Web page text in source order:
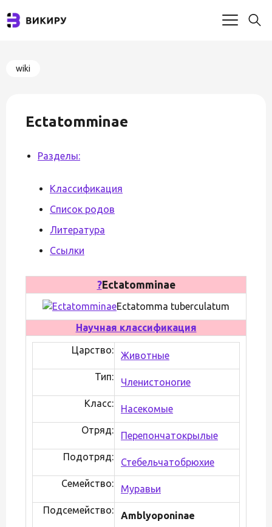
wiki
Ectatomminae
Разделы:
Классификация
Список родов
Литература
Ссылки
?Ectatomminae
Ectatomma tuberculatum
Научная классификация
Царство:
Животные
Тип:
Членистоногие
Класс:
Насекомые
Отряд:
Перепончатокрылые
Подотряд:
Стебельчатобрюхие
Семейство:
Муравьи
Подсемейство:
Amblyoponinae